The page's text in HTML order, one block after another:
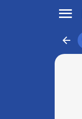
󰍜
󰁍